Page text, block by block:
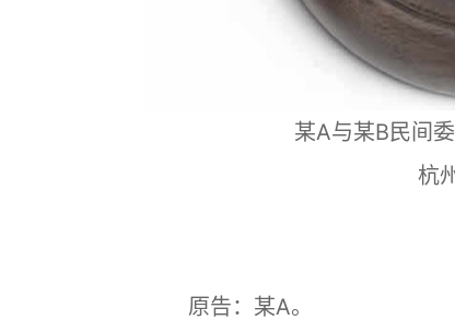
某A与某B民间
杭
原告：某A。